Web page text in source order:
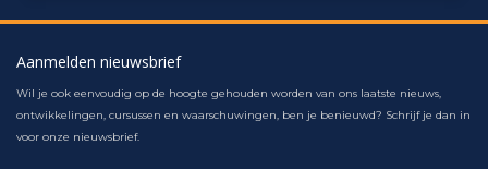
Aanmelden nieuwsbrief
Wil je ook eenvoudig op de hoogte gehouden worden van ons laatste nieuws,
ontwikkelingen, cursussen en waarschuwingen, ben je benieuwd? Schrijf je dan in
voor onze nieuwsbrief.